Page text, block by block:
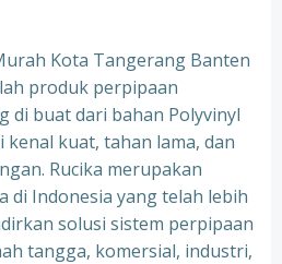
Kota Tangerang Banten
produk perpipaan
di buat dari bahan Polyvinyl
kenal kuat, tahan lama, dan
Rucika merupakan
di Indonesia yang telah lebih
solusi sistem perpipaan
tangga, komersial, industri,